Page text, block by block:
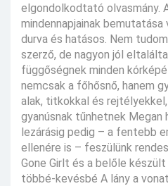
elgondolkodtató olvasmány.
mindennapjainak
durva és hatásos. Nem
szerző, de nagyon jól
függőségnek minden
nemcsak a főhősnő, hanem
alak, titkokkal és
gyanúsnak tűnhetnek Megan
lezárásig pedig – a fentebb
ellenére is – feszülünk
Gone Girlt és a belőle
többé-kevésbé A lány a